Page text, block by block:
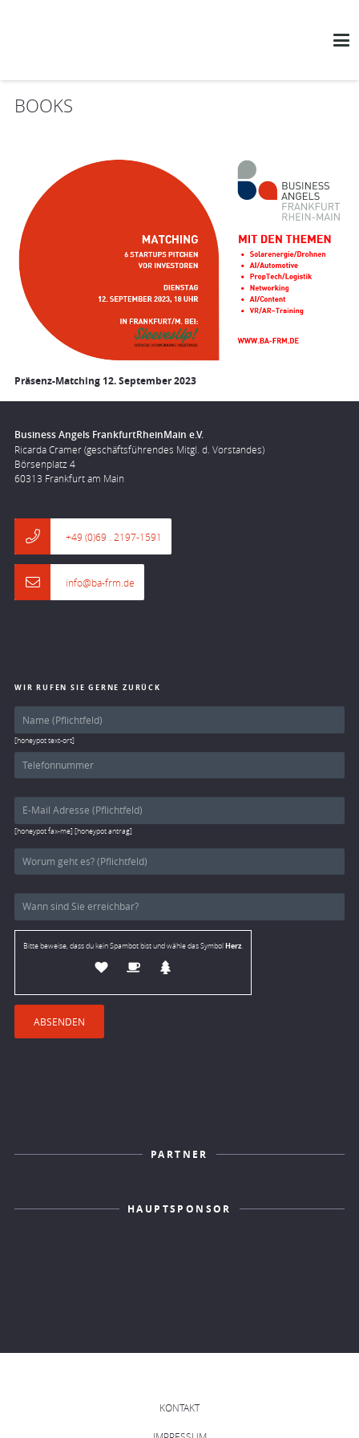
BOOKS
Präsenz-Matching 12. September 2023
Business Angels FrankfurtRheinMain e.V.
Ricarda Cramer (geschäftsführendes Mitgl. d. Vorstandes)
Börsenplatz 4
60313 Frankfurt am Main
+49 (0)69 . 2197-1591
info@ba-frm.de
WIR RUFEN SIE GERNE ZURÜCK
[honeypot text-ort]
[honeypot fax-me] [honeypot antrag]
Bitte beweise, dass du kein Spambot bist und wähle das SymbolHerz.
PARTNER
HAUPTSPONSOR
KONTAKT